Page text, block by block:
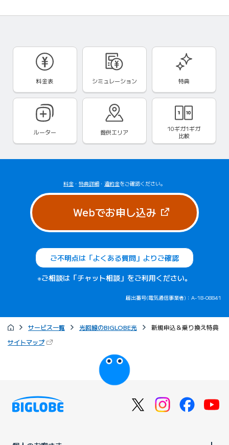
料金表 シミュレーション 特典
ルーター 提供エリア
10ギガ1ギガ
比較
料金 ・ 特典詳細 ・ 違約金をご確認ください。
Webでお申し込み（新しいタブ
ご不明点は「よくある質問」よりご確認
※ご相談は「チャット相談」をご利用ください。
届出番号(電気通信事業者)：A-18-08841
サービス一覧 光回線のBIGLOBE光
新規申込＆乗り換え特典
サイトマップ（新しいタブで開きます）